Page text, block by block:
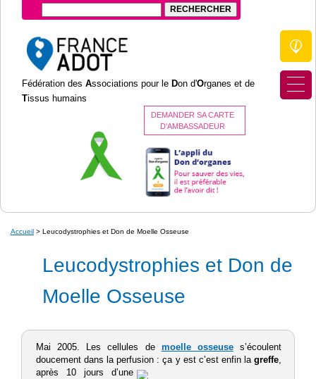
Fédération des Associations pour le Don d'Organes et de
Tissus humains
DEMANDER SA CARTE
D'AMBASSADEUR
Accueil > Leucodystrophies et Don de Moelle Osseuse
Leucodystrophies et Don de
Moelle Osseuse
Mai 2005. Les cellules de moelle osseuse
s’écoulent
doucement dans la perfusion : ça y est c’est enfin la greffe,
après 10 jours d’une